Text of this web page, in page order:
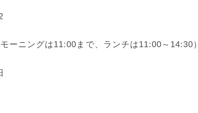
ーニングは11:00まで、ランチは11:00～14:30）